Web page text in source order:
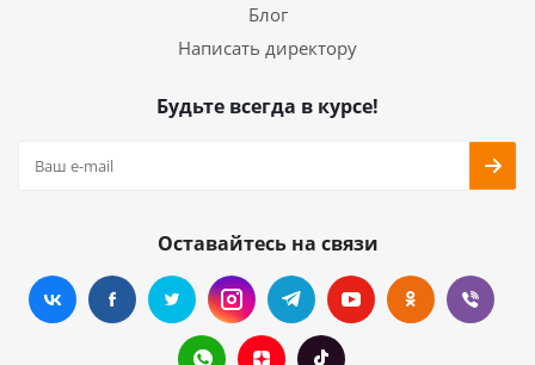
Блог
Написать директору
Будьте всегда в курсе!
Оставайтесь на связи